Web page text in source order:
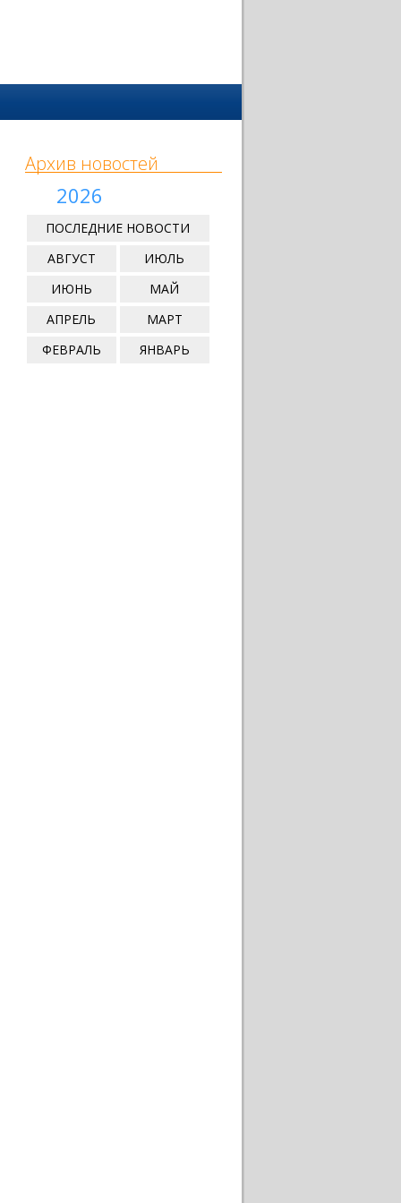
Архив новостей
2026
ПОСЛЕДНИЕ НОВОСТИ
АВГУСТ
ИЮЛЬ
ИЮНЬ
МАЙ
АПРЕЛЬ
МАРТ
ФЕВРАЛЬ
ЯНВАРЬ